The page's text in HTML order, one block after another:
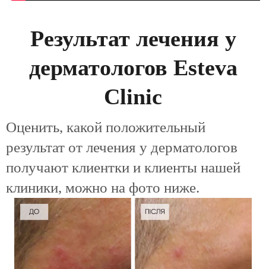
Результат лечения у
дерматологов Esteva
Clinic
Оценить, какой положительный
результат от лечения у дерматологов
получают клиентки и клиенты нашей
клиники, можно на фото ниже.